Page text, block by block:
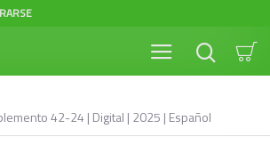
42-24 | Digital | 2025 | Español